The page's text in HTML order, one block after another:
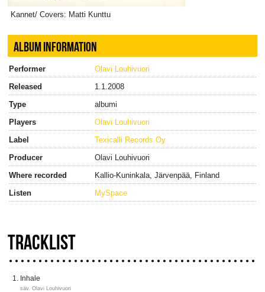
Kannet/ Covers: Matti Kunttu
ALBUM INFORMATION
Performer
Olavi Louhivuori
Released
1.1.2008
Type
albumi
Players
Olavi Louhivuori
Label
Texicalli Records Oy
Producer
Olavi Louhivuori
Where recorded
Kallio-Kuninkala, Järvenpää, Finland
Listen
MySpace
TRACKLIST
Inhale
säv. Olavi Louhivuori